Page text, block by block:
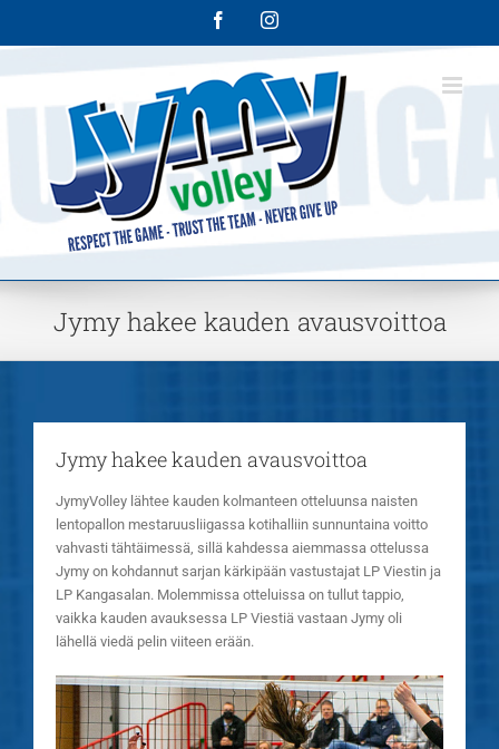
FacebookInstagram
Jymy hakee kauden avausvoittoa
Jymy hakee kauden avausvoittoa
JymyVolley lähtee kauden kolmanteen otteluunsa naisten
lentopallon mestaruusliigassa kotihalliin sunnuntaina voitto
vahvasti tähtäimessä, sillä kahdessa aiemmassa ottelussa
Jymy on kohdannut sarjan kärkipään vastustajat LP Viestin ja
LP Kangasalan. Molemmissa otteluissa on tullut tappio,
vaikka kauden avauksessa LP Viestiä vastaan Jymy oli
lähellä viedä pelin viiteen erään.